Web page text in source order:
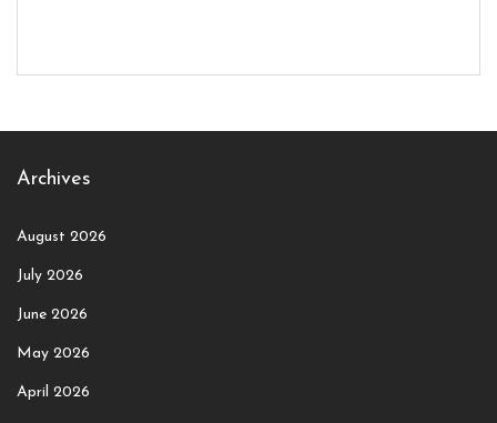
Archives
August 2026
July 2026
June 2026
May 2026
April 2026